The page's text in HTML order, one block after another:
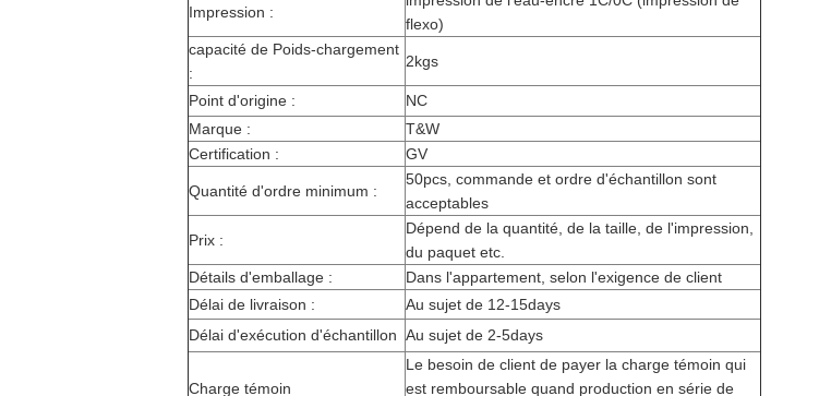
Impression :
flexo)
capacité de Poids-chargement
:
2kgs
Point d'origine :
NC
Marque :
T&W
Certification :
GV
Quantité d'ordre minimum :
50pcs, commande et ordre d'échantillon sont
acceptables
Prix :
Dépend de la quantité, de la taille, de l'impression,
du paquet etc.
Détails d'emballage :
Dans l'appartement, selon l'exigence de client
Délai de livraison :
Au sujet de 12-15days
Délai d'exécution d'échantillon Au sujet de 2-5days
Charge témoin
Le besoin de client de payer la charge témoin qui
est remboursable quand production en série de